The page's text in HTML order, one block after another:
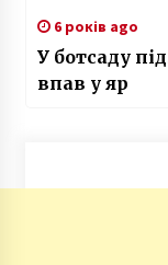
6 років ago
У ботсаду
впав у яр